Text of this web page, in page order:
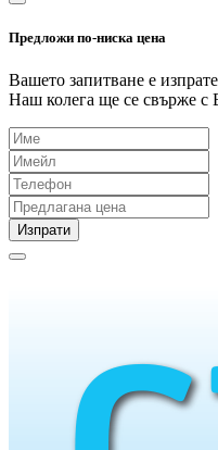
Предложи по-ниска цена
Вашето запитване е
Наш колега ще се свърже с
Изпрати